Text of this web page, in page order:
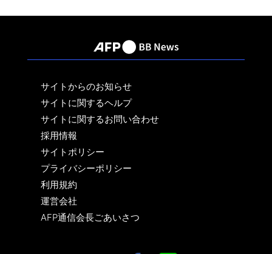
サイトからのお知らせ
サイトに関するヘルプ
サイトに関するお問い合わせ
採用情報
サイトポリシー
プライバシーポリシー
利用規約
運営会社
AFP通信会長ごあいさつ